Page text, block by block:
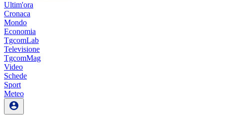
Ultim'ora
Cronaca
Mondo
Economia
TgcomLab
Televisione
TgcomMag
Video
Schede
Sport
Meteo